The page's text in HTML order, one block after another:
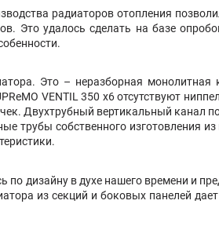
радиаторов отопления
Это удалось сделать на базе
Это – неразборная
VENTIL 350 х6 отсутствуют
Двухтрубный вертикальный канал
трубы собственного изготовления
по дизайну в духе нашего времени и
из секций и боковых панелей